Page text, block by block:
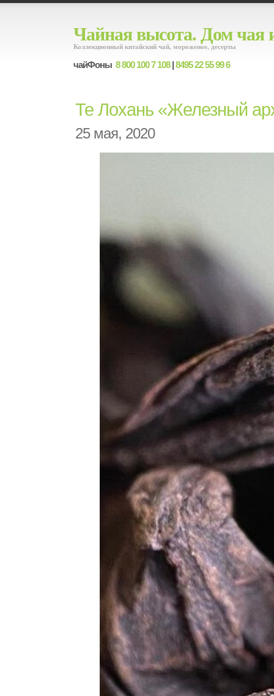
Чайная высота. Дом чая
Коллекционный китайский чай, мороженое, десерты
чайФоны 8 800 100 7 108|8495 22 55 99 6
Те Лохань «Железный
25 мая, 2020